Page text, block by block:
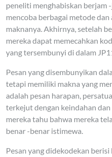
peneliti menghabiskan berjam
mencoba berbagai metode
maknanya. Akhirnya, setelah
mereka dapat memecahkan
yang tersembunyi di dalam
Pesan yang disembunyikan
tetapi memiliki makna yang
adalah pesan harapan,
terkejut dengan keindahan
mereka tahu bahwa mereka
benar -benar istimewa.
Pesan yang didekodekan